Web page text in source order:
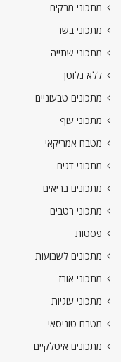
מתכוני מרקים
מתכוני בשר
מתכוני שתייה
ללא גלוטן
מתכונים טבעוניים
מתכוני עוף
מטבח אמריקאי
מתכוני דגים
מתכונים בריאים
מתכוני רטבים
פסטות
מתכונים לשבועות
מתכוני אורז
מתכוני עוגיות
מטבח טוניסאי
מתכונים איטלקיים